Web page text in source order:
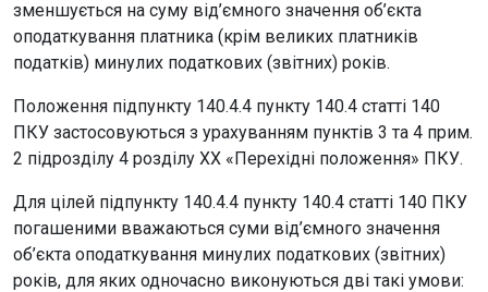
зменшується на суму від’ємного значення об’єкта
оподаткування платника (крім великих платників
податків) минулих податкових (звітних) років.
Положення підпункту 140.4.4 пункту 140.4 статті 140
ПКУ застосовуються з урахуванням пунктів 3 та 4 прим.
2 підрозділу 4 розділу XX «Перехідні положення» ПКУ.
Для цілей підпункту 140.4.4 пункту 140.4 статті 140 ПКУ
погашеними вважаються суми від’ємного значення
об’єкта оподаткування минулих податкових (звітних)
років, для яких одночасно виконуються дві такі умови: